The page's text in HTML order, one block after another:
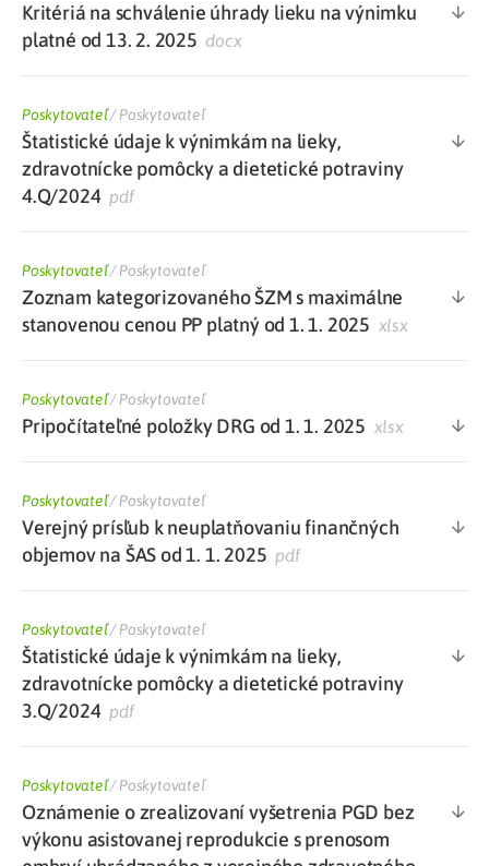
Kritériá na schválenie úhrady lieku na výnimku
platné od 13. 2. 2025 docx
Poskytovateľ/Poskytovateľ
Štatistické údaje k výnimkám na lieky,
zdravotnícke pomôcky a dietetické potraviny
4.Q/2024pdf
Poskytovateľ/Poskytovateľ
Zoznam kategorizovaného ŠZM s maximálne
stanovenou cenou PP platný od 1. 1. 2025 xlsx
Poskytovateľ/Poskytovateľ
Pripočítateľné položky DRG od 1. 1. 2025 xlsx
Poskytovateľ/Poskytovateľ
Verejný prísľub k neuplatňovaniu finančných
objemov na ŠAS od 1. 1. 2025 pdf
Poskytovateľ/Poskytovateľ
Štatistické údaje k výnimkám na lieky,
zdravotnícke pomôcky a dietetické potraviny
3.Q/2024pdf
Poskytovateľ/Poskytovateľ
Oznámenie o zrealizovaní vyšetrenia PGD bez
výkonu asistovanej reprodukcie s prenosom